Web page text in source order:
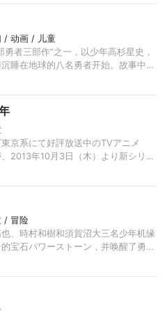
で ...
/ 动画 / 儿童
勇者三部作”之一，以少年高杉星史，
睡在地球的八名勇者开始。故事中设
京系にて好評放送中のTVアニメ
、2013年10月3日（木）より新シリー
/ 冒险
、時村和樹和須賀沼大三名少年机缘
宝石パワーストーン，并唤醒了勇者